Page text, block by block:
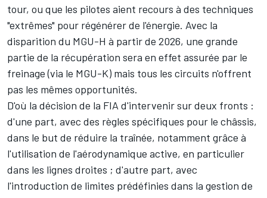
tour, ou que les pilotes aient recours à des techniques
"extrêmes" pour régénérer de l'énergie. Avec la
disparition du MGU-H à partir de 2026, une grande
partie de la récupération sera en effet assurée par le
freinage (via le MGU-K) mais tous les circuits n'offrent
pas les mêmes opportunités.
D'où la décision de la FIA d'intervenir sur deux fronts :
d'une part, avec des règles spécifiques pour le châssis,
dans le but de réduire la traînée, notamment grâce à
l'utilisation de l'aérodynamique active, en particulier
dans les lignes droites ; d'autre part, avec
l'introduction de limites prédéfinies dans la gestion de